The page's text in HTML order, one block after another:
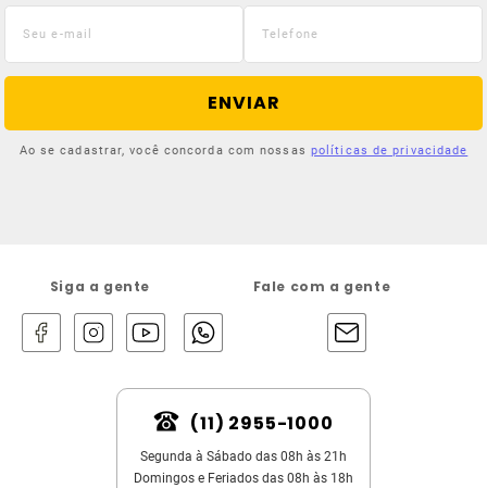
ENVIAR
Ao se cadastrar, você concorda com nossas políticas de privacidade
Siga a gente Fale com a gente
(11) 2955-1000
Segunda à Sábado das 08h às 21h
Domingos e Feriados das 08h às 18h